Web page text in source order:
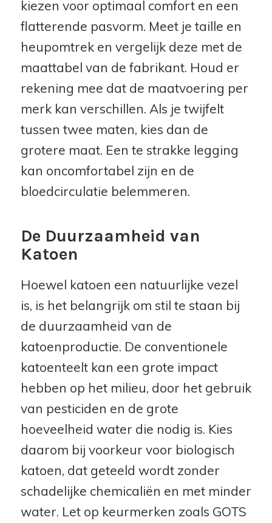
kiezen voor optimaal comfort en een
flatterende pasvorm. Meet je taille en
heupomtrek en vergelijk deze met de
maattabel van de fabrikant. Houd er
rekening mee dat de maatvoering per
merk kan verschillen. Als je twijfelt
tussen twee maten, kies dan de
grotere maat. Een te strakke legging
kan oncomfortabel zijn en de
bloedcirculatie belemmeren.
De Duurzaamheid van
Katoen
Hoewel katoen een natuurlijke vezel
is, is het belangrijk om stil te staan bij
de duurzaamheid van de
katoenproductie. De conventionele
katoenteelt kan een grote impact
hebben op het milieu, door het gebruik
van pesticiden en de grote
hoeveelheid water die nodig is. Kies
daarom bij voorkeur voor biologisch
katoen, dat geteeld wordt zonder
schadelijke chemicaliën en met minder
water. Let op keurmerken zoals GOTS